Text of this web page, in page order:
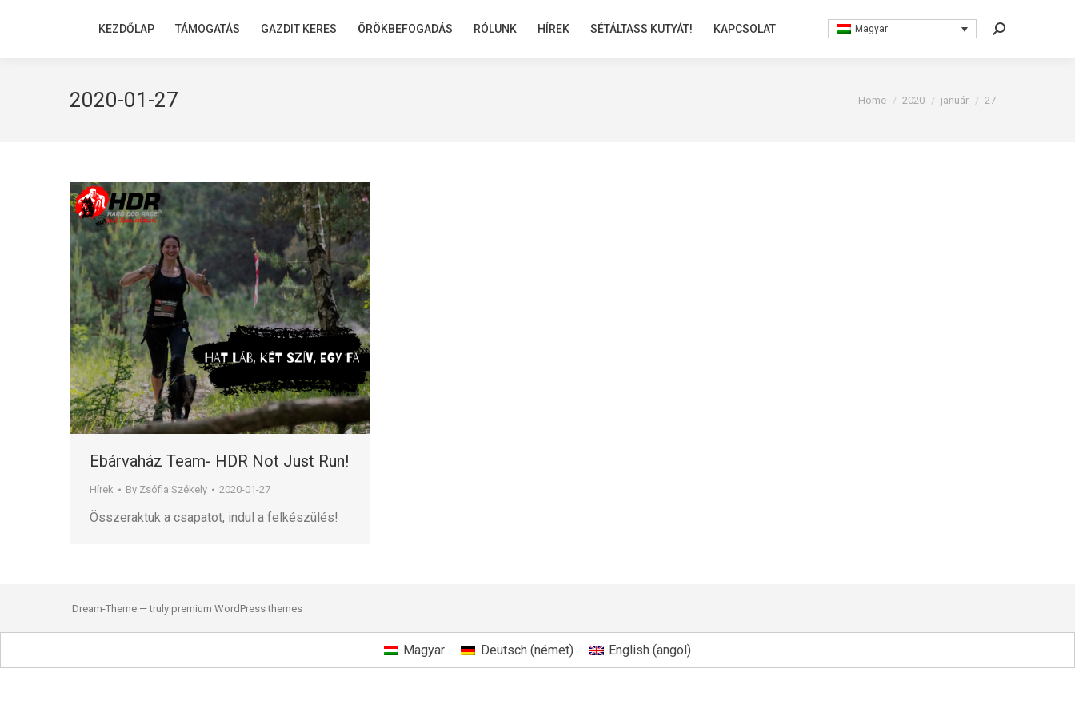
KEZDŐLAP TÁMOGATÁS GAZDIT KERES ÖRÖKBEFOGADÁS RÓLUNK HÍREK SÉTÁLTASS KUTYÁT! KAPCSOLAT Magyar Search:
2020-01-27 You are here:
Home 2020 január 27
Ebárvaház Team- HDR Not Just Run!
Hírek By Zsófia Székely 2020-01-27
Összeraktuk a csapatot, indul a felkészülés!
Dream-Theme — truly premium WordPress themes
Magyar Deutsch(német) English (angol)
KEZDŐLAP TÁMOGATÁS GAZDIT KERES ÖRÖKBEFOGADÁS RÓLUNK HÍREK SÉTÁLTASS KUTYÁT! KAPCSOLAT Magyar Search: